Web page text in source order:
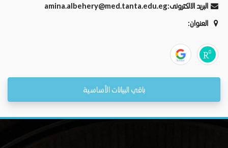
البريد الالكترونى:amina.albehery@med.tanta.edu.eg
العنوان:
باقي البيانات الأساسية